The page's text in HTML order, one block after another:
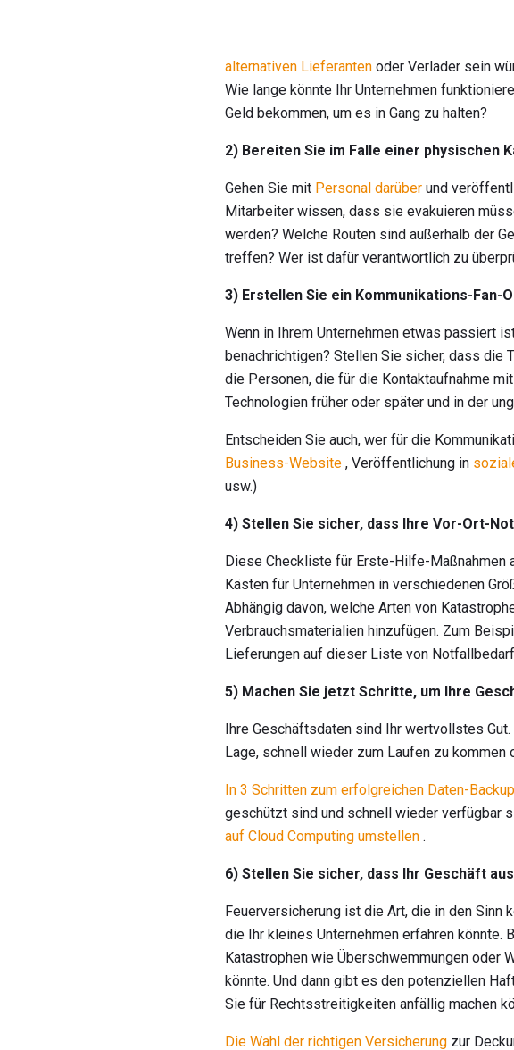
alternativen Lieferanten oder Verlader sein
Wie lange könnte Ihr Unternehmen
Geld bekommen, um es in Gang zu halten?
2) Bereiten Sie im Falle einer physischen
Gehen Sie mit Personal darüber und
Mitarbeiter wissen, dass sie evakuieren
werden? Welche Routen sind außerhalb der
treffen? Wer ist dafür verantwortlich zu
3) Erstellen Sie ein Kommunikations-Fan-
Wenn in Ihrem Unternehmen etwas passiert
benachrichtigen? Stellen Sie sicher, dass
die Personen, die für die Kontaktaufnahme
Technologien früher oder später und in der
Entscheiden Sie auch, wer für die
Business-Website , Veröffentlichung in
usw.)
4) Stellen Sie sicher, dass Ihre Vor-Ort-
Diese Checkliste für Erste-Hilfe-
Kästen für Unternehmen in verschiedenen
Abhängig davon, welche Arten von
Verbrauchsmaterialien hinzufügen. Zum
Lieferungen auf dieser Liste von
5) Machen Sie jetzt Schritte, um Ihre
Ihre Geschäftsdaten sind Ihr wertvollstes
Lage, schnell wieder zum Laufen zu kommen
In 3 Schritten zum erfolgreichen Daten-Backup
geschützt sind und schnell wieder verfügbar
auf Cloud Computing umstellen .
6) Stellen Sie sicher, dass Ihr Geschäft
Feuerversicherung ist die Art, die in den
die Ihr kleines Unternehmen erfahren
Katastrophen wie Überschwemmungen oder
könnte. Und dann gibt es den potenziellen
Sie für Rechtsstreitigkeiten anfällig machen
Die Wahl der richtigen Versicherung zur